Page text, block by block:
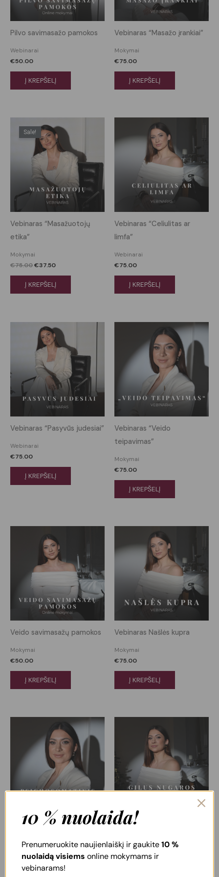
Pilvo savimasažo pamokos
Webinarai
€50.00
Į KREPŠELĮ
Vebinaras “Masažo įrankiai”
Mokymai
€75.00
Į KREPŠELĮ
Sale!
Vebinaras “Masažuotojų
etika”
Mokymai
€75.00
price
was:
€75.00.
€37.50
price
is:
€37.50.
Į KREPŠELĮ
Vebinaras “Celiulitas ar
limfa”
Webinarai
€75.00
Į KREPŠELĮ
Vebinaras “Pasyvūs judesiai”
Webinarai
€75.00
Į KREPŠELĮ
Vebinaras “Veido
teipavimas”
Mokymai
€75.00
Į KREPŠELĮ
Veido savimasažų pamokos
Mokymai
€50.00
Į KREPŠELĮ
Vebinaras Našlės kupra
Mokymai
€75.00
Į KREPŠELĮ
Psichosomatinis veido
Mokymai
120.00
Gilus nugaros masažas
Online mokymai
120.00
10 % nuolaida!
Prenumeruokite naujienlaiškį ir gaukite10 %
nuolaidą visiems online mokymams ir
vebinarams!